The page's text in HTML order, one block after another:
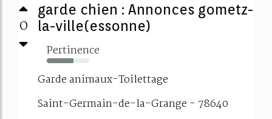
0
garde chien : Annonces gometz-
la-ville(essonne)
Pertinence
63%
Garde animaux-Toilettage
Saint-Germain-de-la-Grange - 78640